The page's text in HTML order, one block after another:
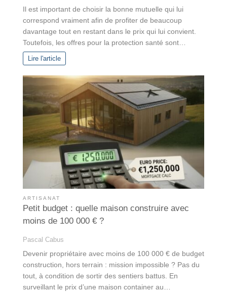
Il est important de choisir la bonne mutuelle qui lui
correspond vraiment afin de profiter de beaucoup
davantage tout en restant dans le prix qui lui convient.
Toutefois, les offres pour la protection santé sont…
Lire l'article
ARTISANAT
Petit budget : quelle maison construire avec
moins de 100 000 € ?
Pascal Cabus
Devenir propriétaire avec moins de 100 000 € de budget
construction, hors terrain : mission impossible ? Pas du
tout, à condition de sortir des sentiers battus. En
surveillant le prix d’une maison container au…